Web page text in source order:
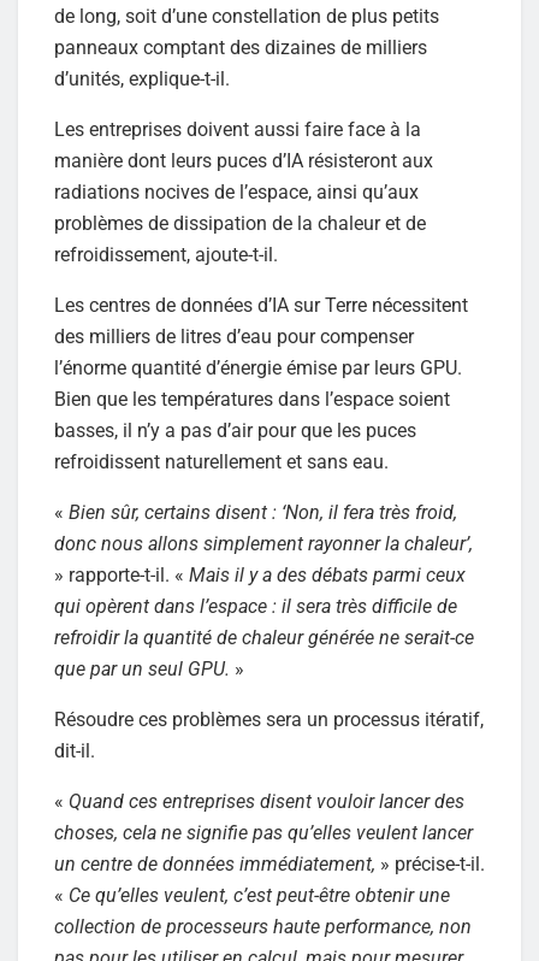
de long, soit d’une constellation de plus petits
panneaux comptant des dizaines de milliers
d’unités, explique-t-il.
Les entreprises doivent aussi faire face à la
manière dont leurs puces d’IA résisteront aux
radiations nocives de l’espace, ainsi qu’aux
problèmes de dissipation de la chaleur et de
refroidissement, ajoute-t-il.
Les centres de données d’IA sur Terre nécessitent
des milliers de litres d’eau pour compenser
l’énorme quantité d’énergie émise par leurs GPU.
Bien que les températures dans l’espace soient
basses, il n’y a pas d’air pour que les puces
refroidissent naturellement et sans eau.
« Bien sûr, certains disent : ‘Non, il fera très froid,
donc nous allons simplement rayonner la chaleur’,
» rapporte-t-il. « Mais il y a des débats parmi ceux
qui opèrent dans l’espace : il sera très difficile de
refroidir la quantité de chaleur générée ne serait-ce
que par un seul GPU. »
Résoudre ces problèmes sera un processus itératif,
dit-il.
« Quand ces entreprises disent vouloir lancer des
choses, cela ne signifie pas qu’elles veulent lancer
un centre de données immédiatement, » précise-t-il.
« Ce qu’elles veulent, c’est peut-être obtenir une
collection de processeurs haute performance, non